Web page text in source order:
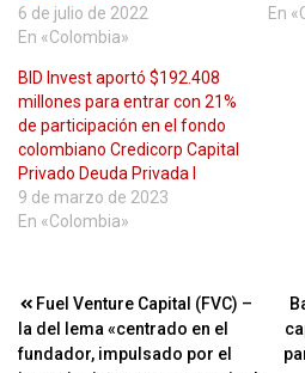
6 de julio de 2022
En «Colombia»
En
BID Invest aportó $192.408
millones para entrar con 21%
de participación en el fondo
colombiano Credicorp Capital
Privado Deuda Privada I
9 de marzo de 2023
En «Colombia»
Navegación
de
Fuel Venture Capital (FVC) –
la del lema «centrado en el
fundador, impulsado por el